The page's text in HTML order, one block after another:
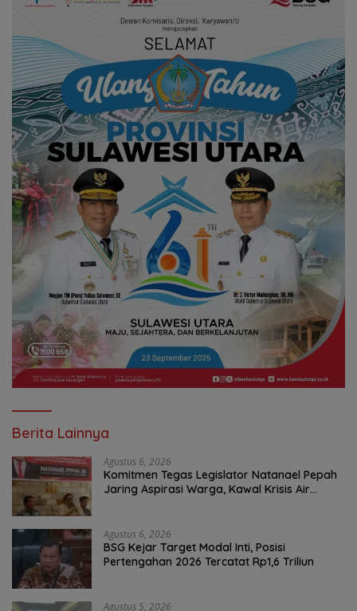
Berita Lainnya
Agustus 6, 2026
Komitmen Tegas Legislator Natanael Pepah
Jaring Aspirasi Warga, Kawal Krisis Air
Agustus 6, 2026
BSG Kejar Target Modal Inti, Posisi
Pertengahan 2026 Tercatat Rp1,6 Triliun
Agustus 5, 2026